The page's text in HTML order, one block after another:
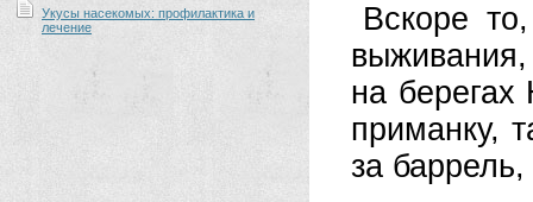
Укусы насекомых: профилактика и
лечение
Вскоре
на берегах
приманку,
за